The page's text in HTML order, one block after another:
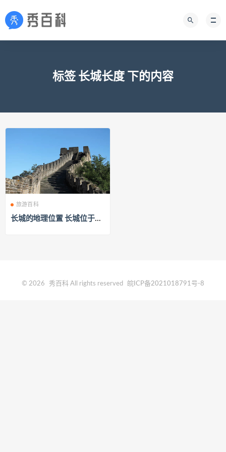
标签 长城长度 下的内容
旅游百科
长城的地理位置 长城位于中
© 2026 秀百科 All rights reserved 皖ICP备2021018791号-8